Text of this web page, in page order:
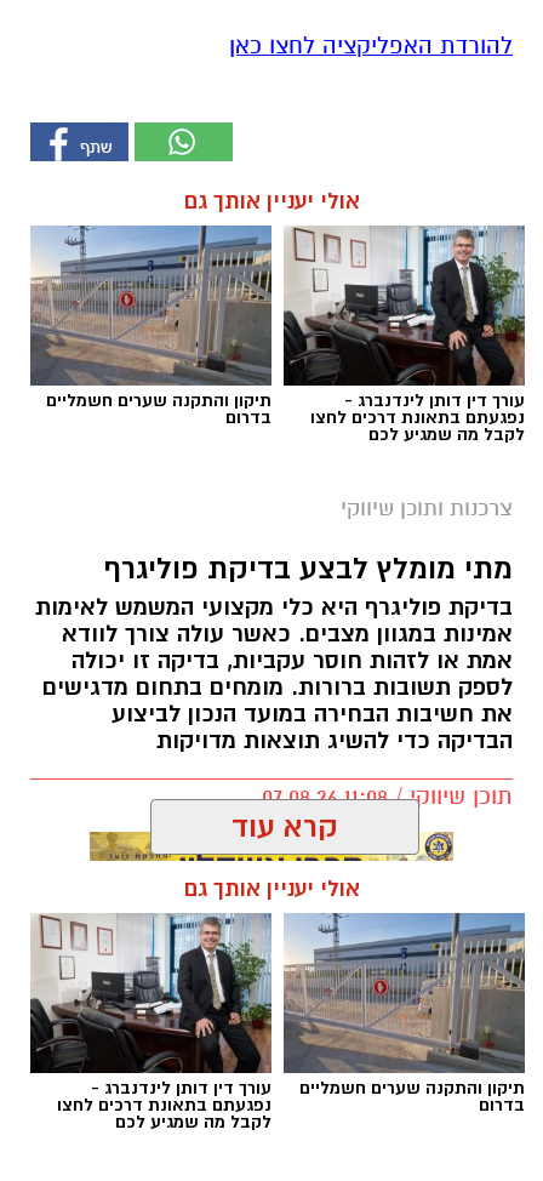
להורדת האפליקציה לחצו כאן
אולי יעניין אותך גם
עורך דין דותן לינדנברג -
נפגעתם בתאונת דרכים לחצו
לקבל מה שמגיע לכם
תיקון והתקנה שערים חשמליים
בדרום
צרכנות ותוכן שיווקי
מתי מומלץ לבצע בדיקת פוליגרף
בדיקת פוליגרף היא כלי מקצועי המשמש לאימות
אמינות במגוון מצבים. כאשר עולה צורך לוודא
אמת או לזהות חוסר עקביות, בדיקה זו יכולה
לספק תשובות ברורות. מומחים בתחום מדגישים
את חשיבות הבחירה במועד הנכון לביצוע
הבדיקה כדי להשיג תוצאות מדויקות
תוכן שיווקי / 11:08 07.08.26
תגים:בדיקת פוליגרף
קרא עוד
אולי יעניין אותך גם
תיקון והתקנה שערים חשמליים
בדרום
עורך דין דותן לינדנברג -
נפגעתם בתאונת דרכים לחצו
לקבל מה שמגיע לכם